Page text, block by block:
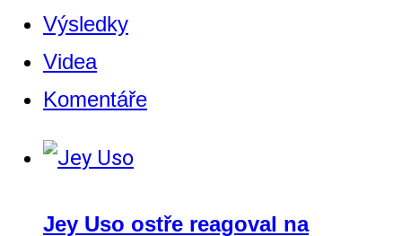
Výsledky
Videa
Komentáře
Jey Uso ostře reagoval na